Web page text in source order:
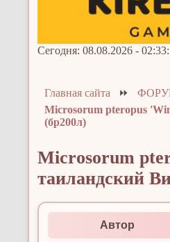
Сегодня: 08.08.2026 -
Главная сайта ⏩
Microsorum pteropus
(бр200л)
Microsorum
таиландский
Автор